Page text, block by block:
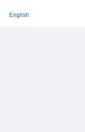
English